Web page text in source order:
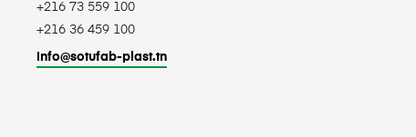
+216 73 559 100
+216 36 459 100
info@sotufab-plast.tn